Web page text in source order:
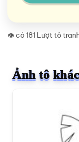
👁️ có 181 Lượt tô
Ảnh tô